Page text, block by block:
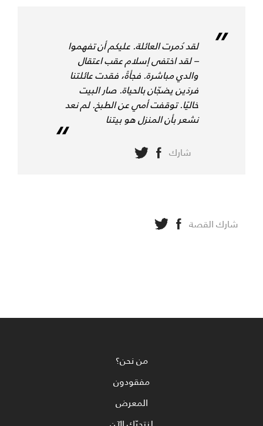
لقد دُمرت العائلة. عليكم أن تفهموا
– لقد اختفى إسلام عقب اعتقال
والدي مباشرة. فجأةً، فقدت عائلتنا
فردَين يضجّان بالحياة. صار البيت
خاليًا. توقفت أمي عن الطبخ. لم نعد
نشعر بأن المنزل هو بيتنا
شارك
شارك القصة
من نحن؟
مفقودون
المعرض